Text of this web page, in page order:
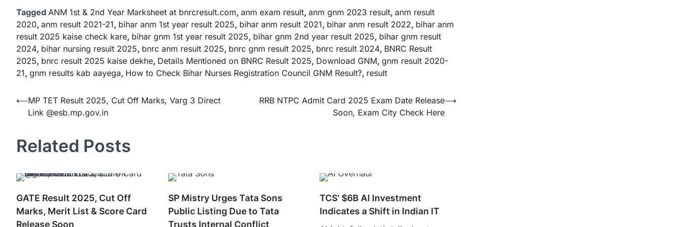
Tagged ANM 1st & 2nd Year Marksheet at bnrcresult.com, anm exam result, anm gnm 2023 result, anm result
2020, anm result 2021-21, bihar anm 1st year result 2025, bihar anm result 2021, bihar anm result 2022, bihar anm
result 2025 kaise check kare, bihar gnm 1st year result 2025, bihar gnm 2nd year result 2025, bihar gnm result
2024, bihar nursing result 2025, bnrc anm result 2025, bnrc gnm result 2025, bnrc result 2024, BNRC Result
2025, bnrc result 2025 kaise dekhe, Details Mentioned on BNRC Result 2025, Download GNM, gnm result 2020-
21, gnm results kab aayega, How to Check Bihar Nurses Registration Council GNM Result?, result
Post
navigation
⟵MP TET Result 2025, Cut Off Marks, Varg 3 Direct
Link @esb.mp.gov.in
RRB NTPC Admit Card 2025 Exam Date Release
Soon, Exam City Check Here
⟶
Related Posts
GATE Result 2025, Cut Off
Marks, Merit List & Score Card
Release Soon
SP Mistry Urges Tata Sons
Public Listing Due to Tata
Trusts Internal Conflict
TCS’ $6B AI Investment
Indicates a Shift in Indian IT